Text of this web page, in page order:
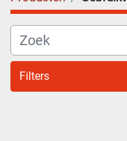
Filters